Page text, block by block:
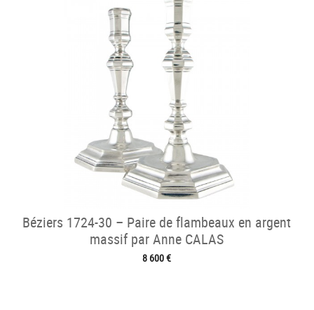
Béziers 1724-30 – Paire de flambeaux en argent
massif par Anne CALAS
8 600 €